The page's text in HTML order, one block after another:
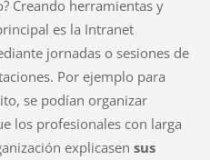
Creando herramientas y
es la Intranet
jornadas o sesiones de
Por ejemplo para
se podían organizar
los profesionales con larga
explicasen sus